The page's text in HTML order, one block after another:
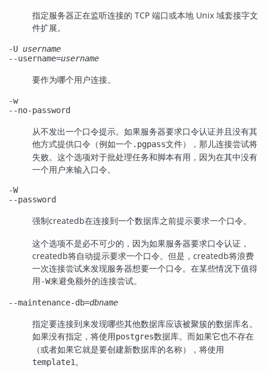
指定服务器正在监听连接的 TCP 端口或本地 Unix 域套接字文
件扩展。
-U username
--username=username
要作为哪个用户连接。
-w
--no-password
从不发出一个口令提示。如果服务器要求口令认证并且没有其
他方式提供口令（例如一个 .pgpass文件），那儿连接尝试将
失败。这个选项对于批处理任务和脚本有用，因为在其中没有
一个用户来输入口令。
-W
--password
强制createdb在连接到一个数据库之前提示要求一个口令。
这个选项不是必不可少的，因为如果服务器要求口令认证，
createdb将自动提示要求一个口令。但是， createdb将浪费
一次连接尝试来发现服务器想要一个口令。在某些情况下值得
用-W来避免额外的连接尝试。
--maintenance-db=dbname
指定要连接到来发现哪些其他数据库应该被聚簇的数据库名。
如果没有指定，将使用postgres数据库。而如果它也不存在
（或者如果它就是要创建新数据库的名称），将使用
template1 。